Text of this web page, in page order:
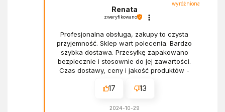
wyróżniona
Renata
zweryfikowano
Profesjonalna obsługa, zakupy to czysta
przyjemność. Sklep wart polecenia. Bardzo
szybka dostawa. Przesyłkę zapakowano
bezpiecznie i stosownie do jej zawartości.
Czas dostawy, ceny i jakość produktów -
17 13
2024-10-29